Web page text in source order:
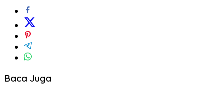
Baca Juga